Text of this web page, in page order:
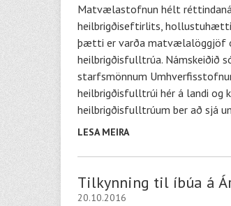
Matvælastofnun hélt
heilbrigðiseftirlits, hollustuhætti,
þætti er varða matvælalöggjöf
heilbrigðisfulltrúa. Námskeiðið
starfsmönnum
heilbrigðisfulltrúi hér á landi og
heilbrigðisfulltrúum ber að sjá
LESA MEIRA
Tilkynning til íbúa á
20.10.2016